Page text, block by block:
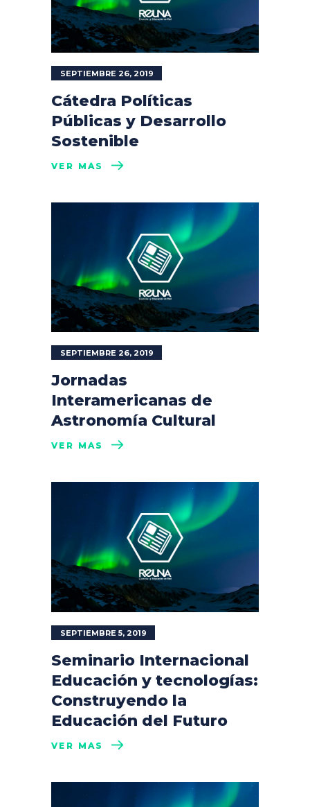
SEPTIEMBRE 26, 2019
Cátedra Políticas
Públicas y Desarrollo
Sostenible
VER MÁS
SEPTIEMBRE 26, 2019
Jornadas
Interamericanas de
Astronomía Cultural
VER MÁS
SEPTIEMBRE 5, 2019
Seminario Internacional
Educación y tecnologías:
Construyendo la
Educación del Futuro
VER MÁS